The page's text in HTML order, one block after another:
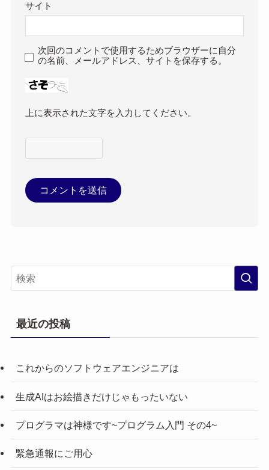
サイト
次回のコメントで使用するためブラウザーに自分
の名前、メールアドレス、サイトを保存する。
上に表示された文字を入力してください。
最近の投稿
これからのソフトウェアエンジニアは
生成AIはお絵描きだけじゃもったいない
プログラマは神様です~プログラム入門 その4~
緊急通報にご用心